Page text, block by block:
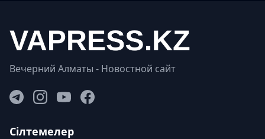
Вечерний Алматы - Новостной сайт
Сілтемелер